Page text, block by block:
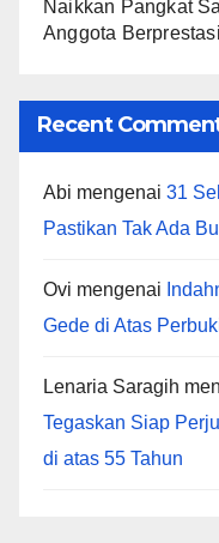
Naikkan Pangkat
Anggota Berprestasi
Recent
Abi mengenai 31
Pastikan Tak Ada
Ovi mengenai
Gede di Atas
Lenaria Saragih
Tegaskan Siap
di atas 55 Tahun